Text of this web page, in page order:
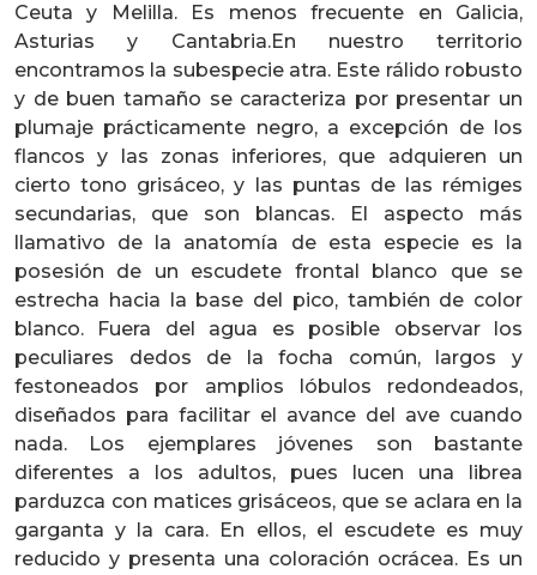
Ceuta y Melilla. Es menos frecuente en Galicia,
Asturias y Cantabria.En nuestro territorio
encontramos la subespecie atra. Este rálido robusto
y de buen tamaño se caracteriza por presentar un
plumaje prácticamente negro, a excepción de los
flancos y las zonas inferiores, que adquieren un
cierto tono grisáceo, y las puntas de las rémiges
secundarias, que son blancas. El aspecto más
llamativo de la anatomía de esta especie es la
posesión de un escudete frontal blanco que se
estrecha hacia la base del pico, también de color
blanco. Fuera del agua es posible observar los
peculiares dedos de la focha común, largos y
festoneados por amplios lóbulos redondeados,
diseñados para facilitar el avance del ave cuando
nada. Los ejemplares jóvenes son bastante
diferentes a los adultos, pues lucen una librea
parduzca con matices grisáceos, que se aclara en la
garganta y la cara. En ellos, el escudete es muy
reducido y presenta una coloración ocrácea. Es un